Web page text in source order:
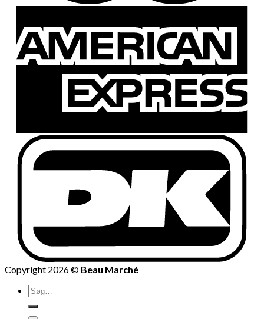
Copyright 2026 © Beau Marché
Søg
efter: